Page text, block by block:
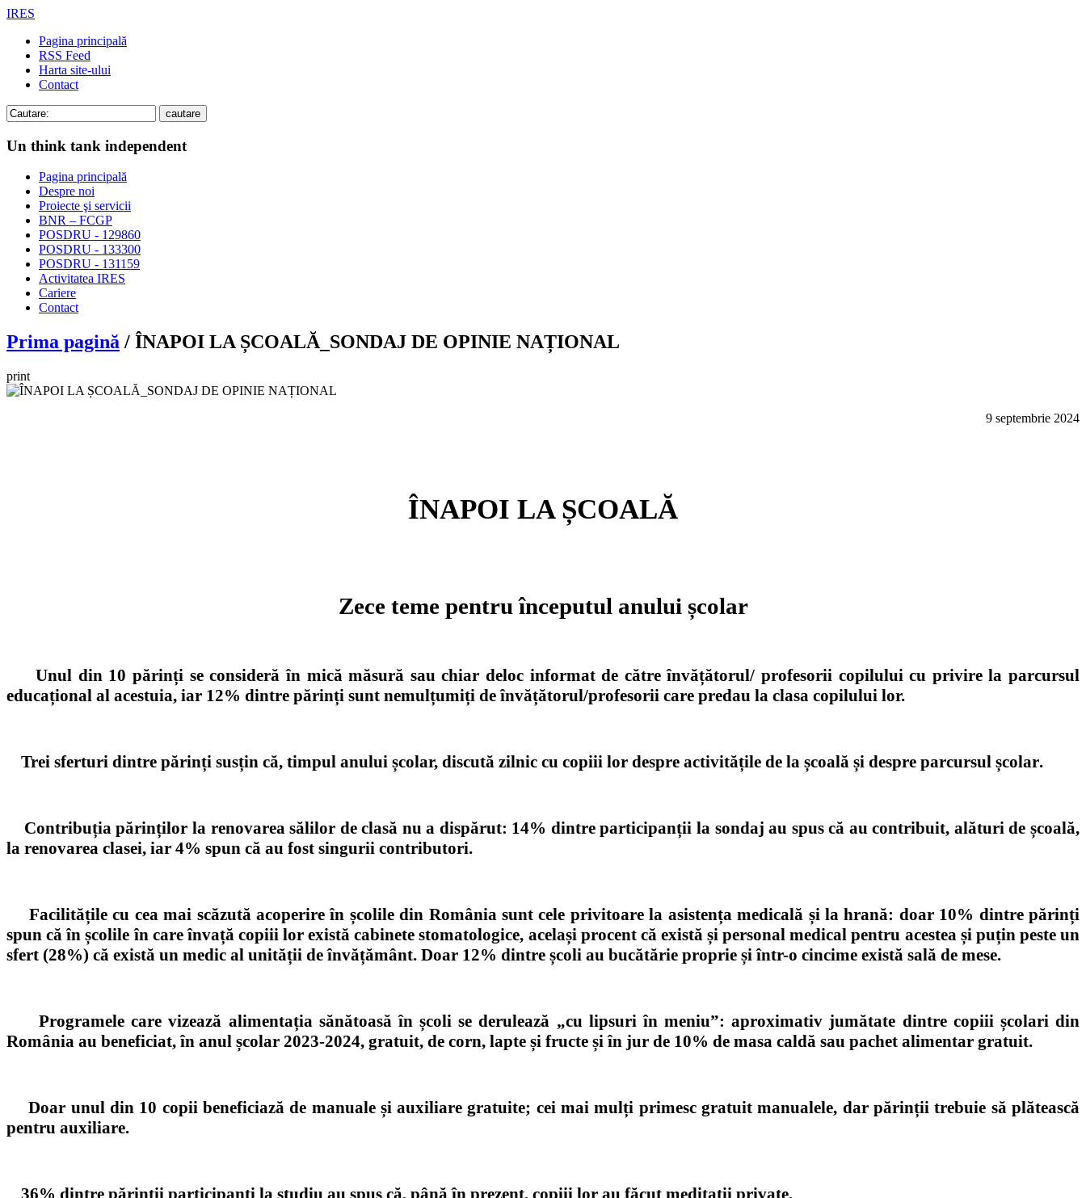
IRES
Pagina principală
RSS Feed
Harta site-ului
Contact
Un think tank independent
Pagina principală
Despre noi
Proiecte şi servicii
BNR – FCGP
POSDRU - 129860
POSDRU - 133300
POSDRU - 131159
Activitatea IRES
Cariere
Contact
Prima pagină / ÎNAPOI LA ȘCOALĂ_SONDAJ DE OPINIE NAȚIONAL
print
9 septembrie 2024
ÎNAPOI LA ȘCOALĂ
Zece teme pentru începutul anului școlar
Unul din 10 părinți se considerăîn mică măsură sau chiar deloc informat de către învățătorul/ profesorii copilului cu privire la parcursul
educațional al acestuia, iar 12% dintre părinți sunt nemulțumiți de învățătorul/profesorii care predau la clasa copilului lor.
Trei sferturi dintre părinți susțin că, timpul anului școlar, discută zilnic cu copiii lor despre activitățile de la școală și despre parcursul școlar.
Contribuția părinților la renovarea sălilor de clasă nu a dispărut: 14% dintre participanții la sondaj au spus că au contribuit, alături de școală,
la renovarea clasei, iar 4% spun că au fost singurii contributori.
Facilitățile cu cea mai scăzută acoperireîn școlile din Româniasuntcele privitoare la asistența medicală și lahrană: doar 10% dintre părinți
spun că în școlileîn care învață copiii lor există cabinete stomatologice, același procent că există și personal medical pentru acesteași puțin peste un
sfert (28%) că există un medic al unității de învățământ. Doar 12% dintre școli au bucătărie proprie și într-o cincime există sală de mese.
Programele care vizează alimentația sănătoasă în școli se derulează „cu lipsuri în meniu”: aproximativ jumătate dintre copiii școlari din
România au beneficiat, în anul școlar 2023-2024, gratuit, de corn, lapte și fructe și în jur de 10% de masa caldă sau pachet alimentar gratuit.
Doar unul din 10 copii beneficiază de manuale și auxiliare gratuite; cei mai mulți primesc gratuit manualele, dar părinții trebuie să plătească
pentru auxiliare.